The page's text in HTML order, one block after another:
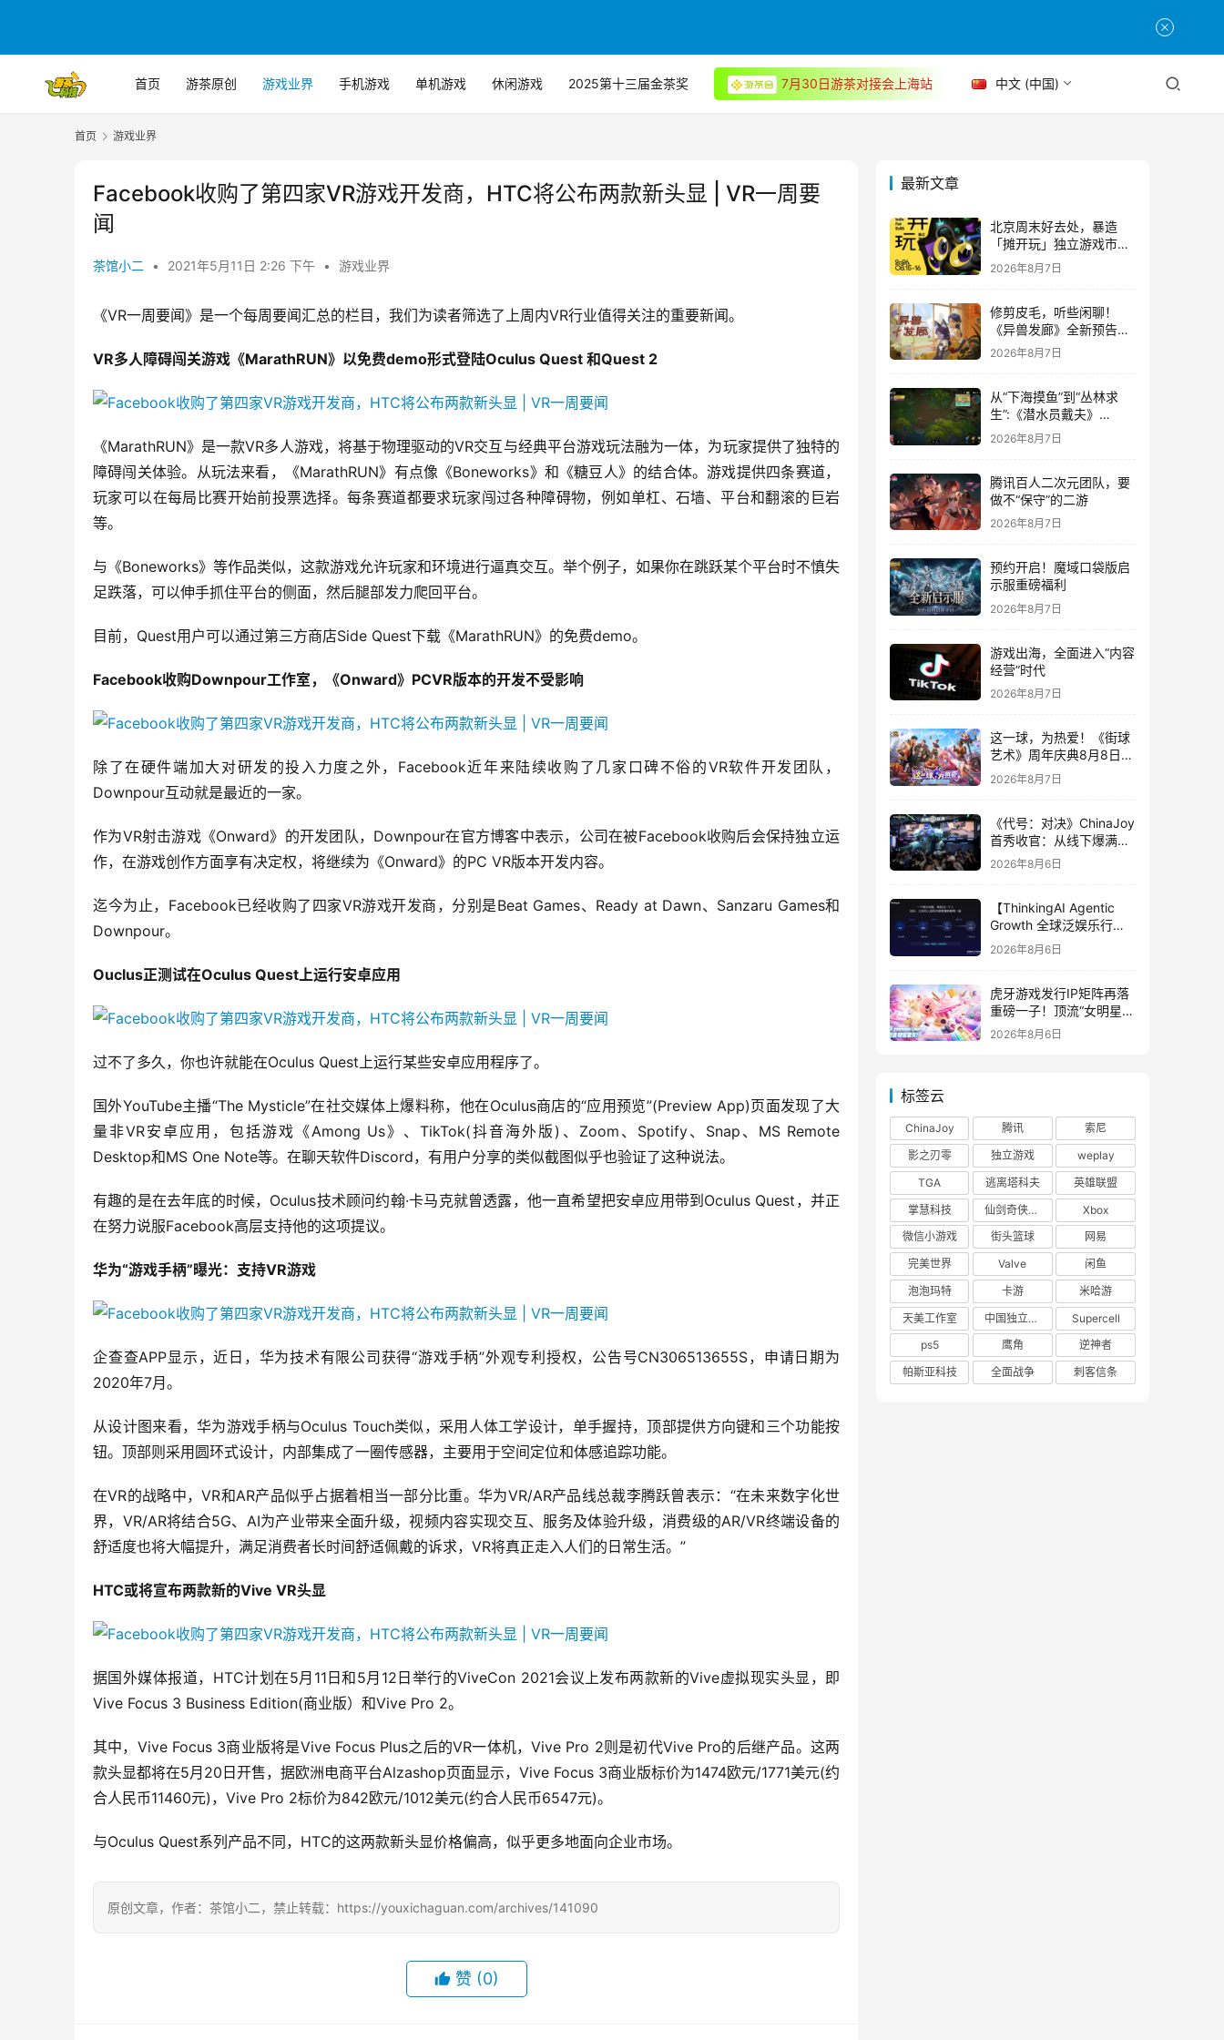
首页 游茶原创 游戏业界 手机游戏 单机游戏 休闲游戏 2025第十三届金茶奖 7月30日游茶对接会上海站 中文 (中国)
首页 游戏业界
Facebook收购了第四家VR游戏开发商，HTC将公布两款新头显 | VR一周要
闻
茶馆小二 • 2021年5月11日 2:26 下午 • 游戏业界
《VR一周要闻》是一个每周要闻汇总的栏目，我们为读者筛选了上周内VR行业值得关注的重要新闻。
VR多人障碍闯关游戏《MarathRUN》以免费demo形式登陆Oculus Quest 和Quest 2
《MarathRUN》是一款VR多人游戏，将基于物理驱动的VR交互与经典平台游戏玩法融为一体，为玩家提供了独特的
障碍闯关体验。从玩法来看，《MarathRUN》有点像《Boneworks》和《糖豆人》的结合体。游戏提供四条赛道，
玩家可以在每局比赛开始前投票选择。每条赛道都要求玩家闯过各种障碍物，例如单杠、石墙、平台和翻滚的巨岩
等。
与《Boneworks》等作品类似，这款游戏允许玩家和环境进行逼真交互。举个例子，如果你在跳跃某个平台时不慎失
足跌落，可以伸手抓住平台的侧面，然后腿部发力爬回平台。
目前，Quest用户可以通过第三方商店Side Quest下载《MarathRUN》的免费demo。
Facebook收购Downpour工作室，《Onward》PCVR版本的开发不受影响
除了在硬件端加大对研发的投入力度之外，Facebook近年来陆续收购了几家口碑不俗的VR软件开发团队，
Downpour互动就是最近的一家。
作为VR射击游戏《Onward》的开发团队，Downpour在官方博客中表示，公司在被Facebook收购后会保持独立运
作，在游戏创作方面享有决定权，将继续为《Onward》的PC VR版本开发内容。
迄今为止，Facebook已经收购了四家VR游戏开发商，分别是Beat Games、Ready at Dawn、Sanzaru Games和
Downpour。
Ouclus正测试在Oculus Quest上运行安卓应用
过不了多久，你也许就能在Oculus Quest上运行某些安卓应用程序了。
国外YouTube主播“The Mysticle”在社交媒体上爆料称，他在Oculus商店的“应用预览”(Preview App)页面发现了大
量非VR安卓应用，包括游戏《Among Us》、TikTok(抖音海外版)、Zoom、Spotify、Snap、MS Remote
Desktop和MS One Note等。在聊天软件Discord，有用户分享的类似截图似乎也验证了这种说法。
有趣的是在去年底的时候，Oculus技术顾问约翰·卡马克就曾透露，他一直希望把安卓应用带到Oculus Quest，并正
在努力说服Facebook高层支持他的这项提议。
华为“游戏手柄”曝光：支持VR游戏
企查查APP显示，近日，华为技术有限公司获得“游戏手柄”外观专利授权，公告号CN306513655S，申请日期为
2020年7月。
从设计图来看，华为游戏手柄与Oculus Touch类似，采用人体工学设计，单手握持，顶部提供方向键和三个功能按
钮。顶部则采用圆环式设计，内部集成了一圈传感器，主要用于空间定位和体感追踪功能。
在VR的战略中，VR和AR产品似乎占据着相当一部分比重。华为VR/AR产品线总裁李腾跃曾表示：“在未来数字化世
界，VR/AR将结合5G、AI为产业带来全面升级，视频内容实现交互、服务及体验升级，消费级的AR/VR终端设备的
舒适度也将大幅提升，满足消费者长时间舒适佩戴的诉求，VR将真正走入人们的日常生活。”
HTC或将宣布两款新的Vive VR头显
据国外媒体报道，HTC计划在5月11日和5月12日举行的ViveCon 2021会议上发布两款新的Vive虚拟现实头显，即
Vive Focus 3 Business Edition(商业版）和Vive Pro 2。
其中，Vive Focus 3商业版将是Vive Focus Plus之后的VR一体机，Vive Pro 2则是初代Vive Pro的后继产品。这两
款头显都将在5月20日开售，据欧洲电商平台Alzashop页面显示，Vive Focus 3商业版标价为1474欧元/1771美元(约
合人民币11460元)，Vive Pro 2标价为842欧元/1012美元(约合人民币6547元)。
与Oculus Quest系列产品不同，HTC的这两款新头显价格偏高，似乎更多地面向企业市场。
原创文章，作者：茶馆小二，禁止转载：https://youxichaguan.com/archives/141090
赞 (0)
最新文章
北京周末好去处，暴造
「摊开玩」独立游戏市集
正式开票！
2026年8月7日
修剪皮毛，听些闲聊！
《异兽发廊》全新预告与
Steam免费试玩公开
2026年8月7日
从“下海摸鱼”到“丛林求
生”:《潜水员戴夫》
DLC《丛林》移动端定档
8月14日
2026年8月7日
腾讯百人二次元团队，要
做不“保守”的二游
2026年8月7日
预约开启！魔域口袋版启
示服重磅福利
2026年8月7日
游戏出海，全面进入“内容
经营”时代
2026年8月7日
这一球，为热爱！《街球
艺术》周年庆典8月8日正
式上线，多重福利与全新
内容同步开启
2026年8月7日
《代号：对决》ChinaJoy
首秀收官：从线下爆满看
见玩家的真实期待
2026年8月6日
【ThinkingAI Agentic
Growth 全球泛娱乐行业
峰会】Agent 时代，人到
底负责什么
2026年8月6日
虎牙游戏发行IP矩阵再落
重磅一子！顶流“女明星”
ZANMANG LOOPY 正版
2026年8月6日
标签云
ChinaJoy 腾讯
索尼
影之刃零
独立游戏
weplay
TGA
逃离塔科夫
英雄联盟
掌慧科技
仙剑奇侠传四
Xbox
微信小游戏
街头篮球
网易
完美世界
Valve
闲鱼
泡泡玛特
卡游
米哈游
天美工作室
中国独立游戏联盟
Supercell
ps5
鹰角
逆神者
帕斯亚科技
全面战争 刺客信条